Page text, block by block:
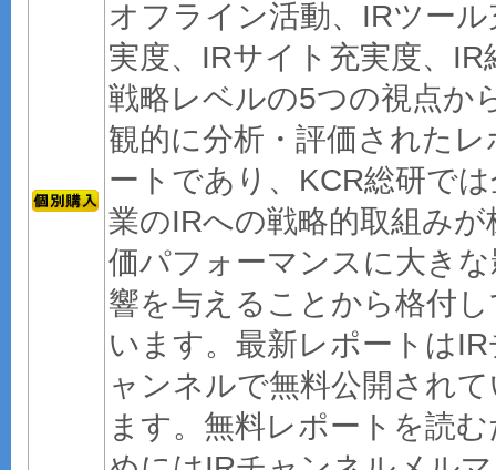
オフライン活動、IRツール
実度、IRサイト充実度、IR
戦略レベルの5つの視点か
観的に分析・評価されたレ
ートであり、KCR総研で
業のIRへの戦略的取組みが
価パフォーマンスに大き
響を与えることから格付
います。最新レポートはIR
ャンネルで無料公開され
ます。無料レポートを読む